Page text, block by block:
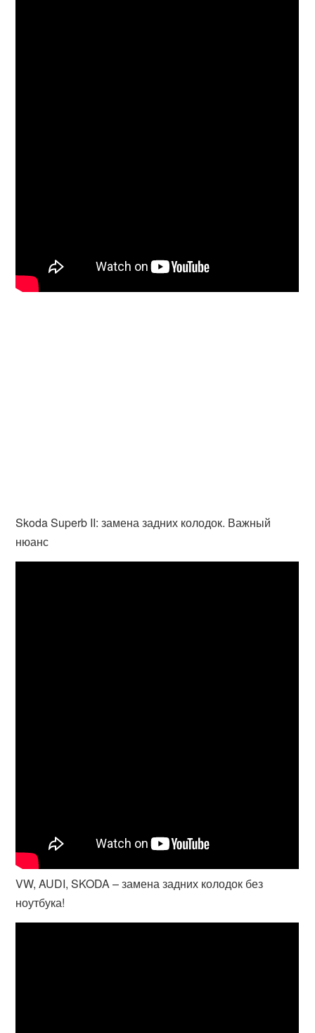
Skoda Superb II: замена задних колодок. Важный
нюанс
VW, AUDI, SKODA – замена задних колодок без
ноутбука!